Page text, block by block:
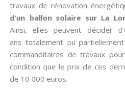
travaux de rénovation
d’un ballon solaire sur La
Ainsi, elles peuvent décider
ans totalement ou
commanditaires de travaux
condition que le prix de ces
de 10 000 euros.